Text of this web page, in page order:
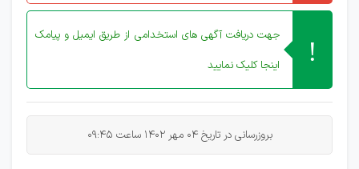
جهت دریافت آگهی های استخدامی از طریق ایمیل و پیامک
اینجا کلیک نمایید
بروزرسانی در تاریخ 04 مهر 1402 ساعت 09:45